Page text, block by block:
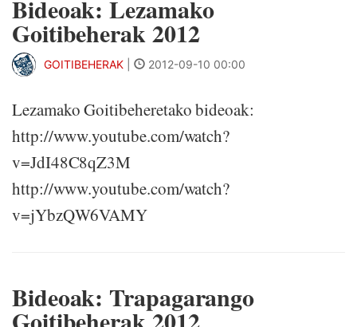
Bideoak: Lezamako
Goitibeherak 2012
GOITIBEHERAK 2012-09-10 00:00
Lezamako Goitibeheretako bideoak:
http://www.youtube.com/watch?
v=JdI48C8qZ3M
http://www.youtube.com/watch?
v=jYbzQW6VAMY
Bideoak: Trapagarango